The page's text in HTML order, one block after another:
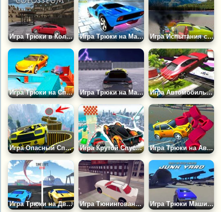
Игра Трюки в Колизее Игра Трюки на Машинах в Городе 3 Игра Испытания с Повреждениями Машин 2
Игра Трюки на Спорткарах: Безумная Трасса Игра Трюки на Машине в Мире Гроз Игра Автомобильные Трюки: Хот Вилс
Игра Опасный Спуск ГТА Игра Крутой Спуск ГТА Игра Трюки на Автомобиле в Майами
Игра Трюки на Двоих: Соперники Игра Тюнингованные Авто: Трюки Игра Трюки Машин на Свалке